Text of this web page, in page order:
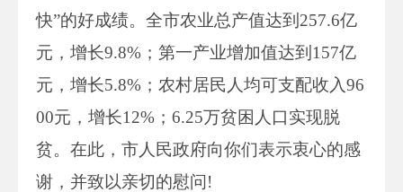
快”的好成绩。全市农业总产值达到257.6亿
元，增长9.8%；第一产业增加值达到157亿
元，增长5.8%；农村居民人均可支配收入96
00元，增长12%；6.25万贫困人口实现脱
贫。在此，市人民政府向你们表示衷心的感
谢，并致以亲切的慰问!